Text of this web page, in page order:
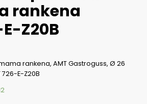
rankena
Z20B
rankena, AMT Gastroguss, Ø 26
E-Z20B